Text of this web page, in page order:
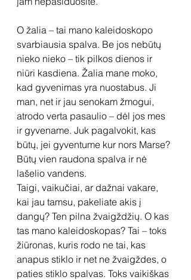
O žalia – tai mano kaleidoskopo
svarbiausia spalva. Be jos nebūtų
nieko nieko – tik pilkos dienos ir
niūri kasdiena. Žalia mane moko,
kad gyvenimas yra nuostabus. Ji
man, net ir jau senokam žmogui,
atrodo verta pasaulio – dėl jos mes
ir gyvename. Juk pagalvokit, kas
būtų, jei gyventume kur nors Marse?
Būtų vien raudona spalva ir nė
lašelio vandens.
Taigi, vaikučiai, ar dažnai vakare,
kai jau tamsu, pakeliate akis į
dangų? Ten pilna žvaigždžių. O kas
tas mano kaleidoskopas? Tai – toks
žiūronas, kuris rodo ne tai, kas
anapus stiklo ir net ne žvaigždes, o
paties stiklo spalvas. Toks vaikiškas